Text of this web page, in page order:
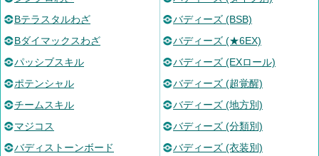
Bテラスタルわざ
Bダイマックスわざ
パッシブスキル
ポテンシャル
チームスキル
マジコス
バディストーンボード
バディーズ (BSB)
バディーズ (★6EX)
バディーズ (EXロール)
バディーズ (超覚醒)
バディーズ (地方別)
バディーズ (分類別)
バディーズ (衣装別)